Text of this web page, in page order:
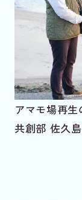
アマモ場再
共創部 佐久島